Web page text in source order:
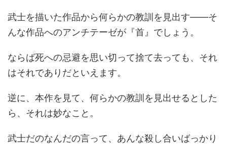
武士を描いた作品から何らかの教訓を見出す――そ
んな作品へのアンチテーゼが『首』でしょう。
ならば死への忌避を思い切って捨て去っても、それ
はそれでありだといえます。
逆に、本作を見て、何らかの教訓を見出せるとした
ら、それは妙なこと。
武士だのなんだの言って、あんな殺し合いばっかり